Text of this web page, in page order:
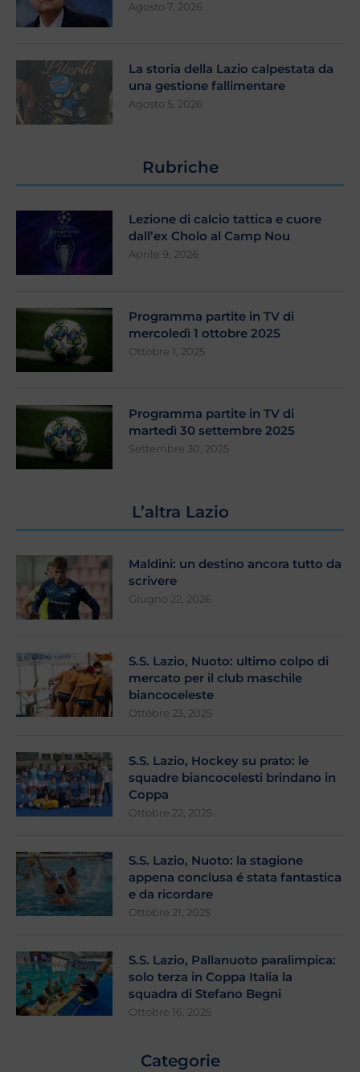
Agosto 7, 2026
La storia della Lazio calpestata da
una gestione fallimentare
Agosto 5, 2026
Rubriche
Lezione di calcio tattica e cuore
dall’ex Cholo al Camp Nou
Aprile 9, 2026
Programma partite in TV di
mercoledì 1 ottobre 2025
Ottobre 1, 2025
Programma partite in TV di
martedì 30 settembre 2025
Settembre 30, 2025
L’altra Lazio
Maldini: un destino ancora tutto da
scrivere
Giugno 22, 2026
S.S. Lazio, Nuoto: ultimo colpo di
mercato per il club maschile
biancoceleste
Ottobre 23, 2025
S.S. Lazio, Hockey su prato: le
squadre biancocelesti brindano in
Coppa
Ottobre 22, 2025
S.S. Lazio, Nuoto: la stagione
appena conclusa é stata fantastica
e da ricordare
Ottobre 21, 2025
S.S. Lazio, Pallanuoto paralimpica:
solo terza in Coppa Italia la
squadra di Stefano Begni
Ottobre 16, 2025
Categorie